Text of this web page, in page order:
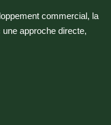
commercial, la
approche directe,